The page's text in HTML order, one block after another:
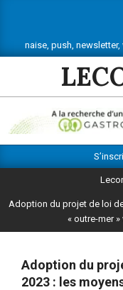
content
push, newsletter, vous
Navigation
Adoption du projet de loi
« outre-mer
Adoption du
2023 : les